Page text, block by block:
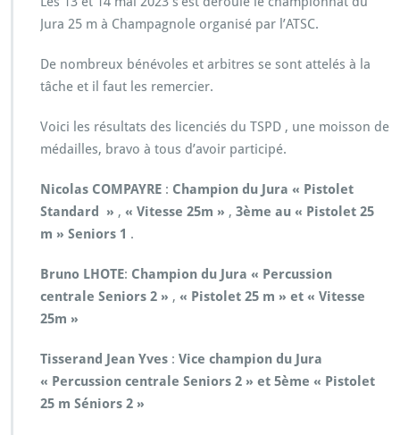
Jura 25 m à Champagnole organisé par l’ATSC.
De nombreux bénévoles et arbitres se sont attelés à la
tâche et il faut les remercier.
Voici les résultats des licenciés du TSPD , une moisson de
médailles, bravo à tous d’avoir participé.
Nicolas COMPAYRE : Champion du Jura « Pistolet
Standard » , « Vitesse 25m » , 3ème au « Pistolet 25
m » Seniors 1 .
Bruno LHOTE: Champion du Jura « Percussion
centrale Seniors 2 » , « Pistolet 25 m » et « Vitesse
25m »
Tisserand Jean Yves : Vice champion du Jura
« Percussion centrale Seniors 2 » et 5ème « Pistolet
25 m Séniors 2 »